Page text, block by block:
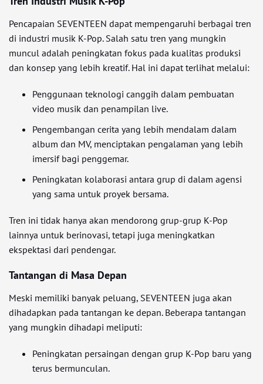
Pencapaian SEVENTEEN dapat mempengaruhi berbagai tren
di industri musik K-Pop. Salah satu tren yang mungkin
muncul adalah peningkatan fokus pada kualitas produksi
dan konsep yang lebih kreatif. Hal ini dapat terlihat melalui:
Penggunaan teknologi canggih dalam pembuatan
video musik dan penampilan live.
Pengembangan cerita yang lebih mendalam dalam
album dan MV, menciptakan pengalaman yang lebih
imersif bagi penggemar.
Peningkatan kolaborasi antara grup di dalam agensi
yang sama untuk proyek bersama.
Tren ini tidak hanya akan mendorong grup-grup K-Pop
lainnya untuk berinovasi, tetapi juga meningkatkan
ekspektasi dari pendengar.
Tantangan di Masa Depan
Meski memiliki banyak peluang, SEVENTEEN juga akan
dihadapkan pada tantangan ke depan. Beberapa tantangan
yang mungkin dihadapi meliputi:
Peningkatan persaingan dengan grup K-Pop baru yang
terus bermunculan.